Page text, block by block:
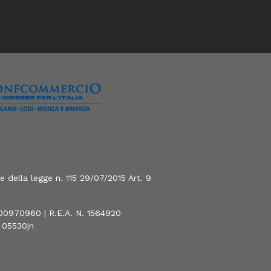
della legge n. 115 29/07/2015 Art. 9
| R.E.A. N. 1564920